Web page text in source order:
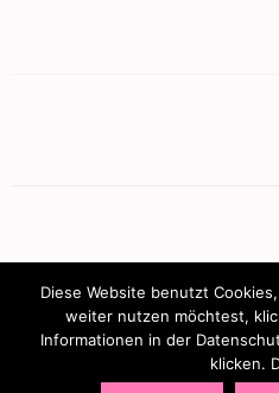
Diese Website benutzt
weiter nutzen möchtest,
Informationen in der
klicken.